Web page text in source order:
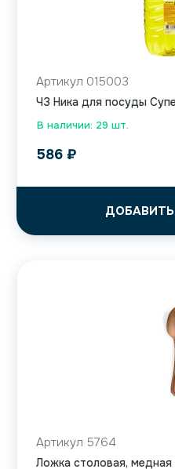
В наличии: 29 шт.
Артикул 015003
ЧЗ Ника для посуды
586 ₽
Артикул 5764
Ложка столовая, медная